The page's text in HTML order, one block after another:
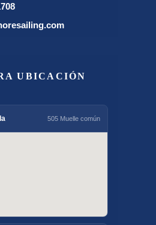
UBICACIÓN
505 Muelle común